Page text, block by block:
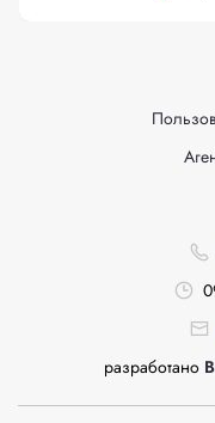
разработано